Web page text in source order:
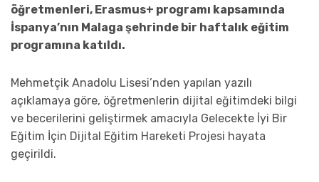
öğretmenleri, Erasmus+ programı kapsamında
İspanya’nın Malaga şehrinde bir haftalık eğitim
programına katıldı.
Mehmetçik Anadolu Lisesi’nden yapılan yazılı
açıklamaya göre, öğretmenlerin dijital eğitimdeki bilgi
ve becerilerini geliştirmek amacıyla Gelecekte İyi Bir
Eğitim İçin Dijital Eğitim Hareketi Projesi hayata
geçirildi.